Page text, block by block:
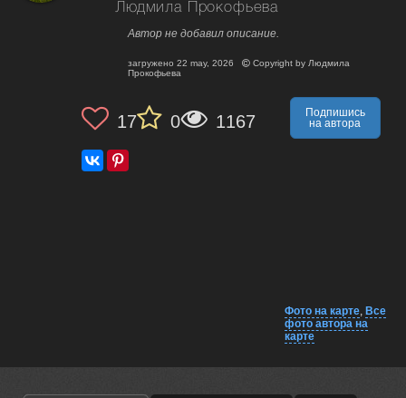
Людмила Прокофьева
Автор не добавил описание.
загружено 22 may, 2026 Copyright by Людмила
Прокофьева
17 0 1167
Подпишись
на автора
Фото на карте, Все
фото автора на
карте